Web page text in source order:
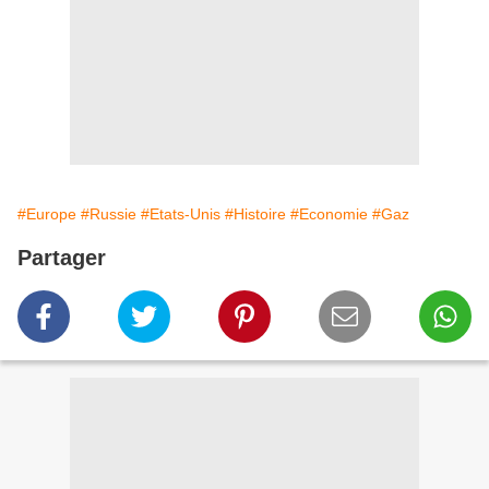
#Europe #Russie #Etats-Unis #Histoire #Economie #Gaz
Partager